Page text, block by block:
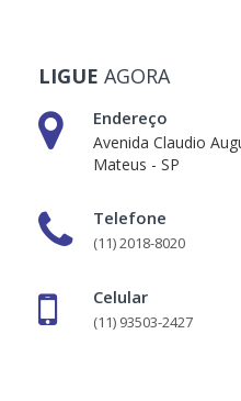
LIGUE AGORA
Endereço
Avenida Claudio
Mateus - SP
Telefone
(11) 2018-8020
Celular
(11) 93503-2427